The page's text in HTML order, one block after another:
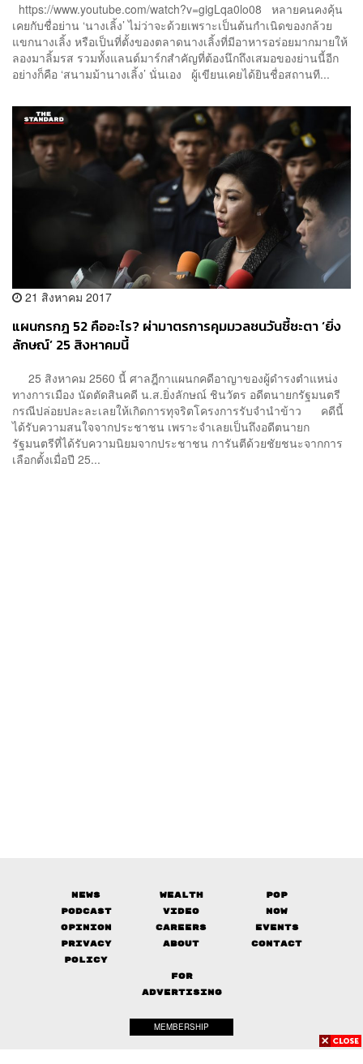
https://www.youtube.com/watch?v=gigLqa0lo08 หลายคนคงคุ้น
เคยกับชื่อย่าน ‘นางเลิ้ง’ ไม่ว่าจะด้วยเพราะเป็นต้นกำเนิดของกล้วย
แขกนางเลิ้ง หรือเป็นที่ตั้งของตลาดนางเลิ้งที่มีอาหารอร่อยมากมายให้
ลองมาลิ้มรส รวมทั้งแลนด์มาร์กสำคัญที่ต้องนึกถึงเสมอของย่านนี้อีก
อย่างก็คือ ‘สนามม้านางเลิ้ง’ นั่นเอง ผู้เขียนเคยได้ยินชื่อสถานที...
21 สิงหาคม 2017
แผนกรกฎ 52 คืออะไร? ผ่ามาตรการคุมมวลชนวันชี้ชะตา ‘ยิ่ง
ลักษณ์’ 25 สิงหาคมนี้
25 สิงหาคม 2560 นี้ ศาลฎีกาแผนกคดีอาญาของผู้ดำรงตำแหน่ง
ทางการเมือง นัดตัดสินคดี น.ส.ยิ่งลักษณ์ ชินวัตร อดีตนายกรัฐมนตรี
กรณีปล่อยปละละเลยให้เกิดการทุจริตโครงการรับจำนำข้าว คดีนี้
ได้รับความสนใจจากประชาชน เพราะจำเลยเป็นถึงอดีตนายก
รัฐมนตรีที่ได้รับความนิยมจากประชาชน การันตีด้วยชัยชนะจากการ
เลือกตั้งเมื่อปี 25...
News Wealth
Pop
Podcast
Video
Now
Opinion
Careers
Events
Privacy
Policy
About Contact
FOR
ADVERTISING
MEMBERSHIP